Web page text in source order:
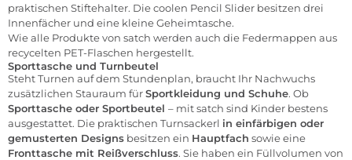
praktischen Stiftehalter. Die coolen Pencil Slider besitzen drei
Innenfächer und eine kleine Geheimtasche.
Wie alle Produkte von satch werden auch die Federmappen aus
recycelten PET-Flaschen hergestellt.
Sporttasche und Turnbeutel
Steht Turnen auf dem Stundenplan, braucht Ihr Nachwuchs
zusätzlichen Stauraum fürSportkleidung und Schuhe. Ob
Sporttasche oder Sportbeutel – mit satch sind Kinder bestens
ausgestattet. Die praktischen Turnsackerl in einfärbigen oder
gemusterten Designs besitzen ein Hauptfach sowie eine
Fronttasche mit Reißverschluss. Sie haben ein Füllvolumen von